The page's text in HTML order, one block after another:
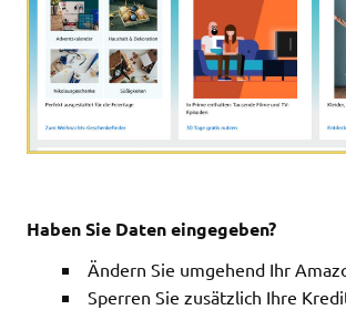
Haben Sie Daten eingegeben?
Ändern Sie umgehend Ihr
Sperren Sie zusätzlich Ihre